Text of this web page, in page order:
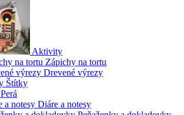
Aktivity
Zápichy na tortu
Drevené výrezy
Štítky
Perá
Diáre a notesy